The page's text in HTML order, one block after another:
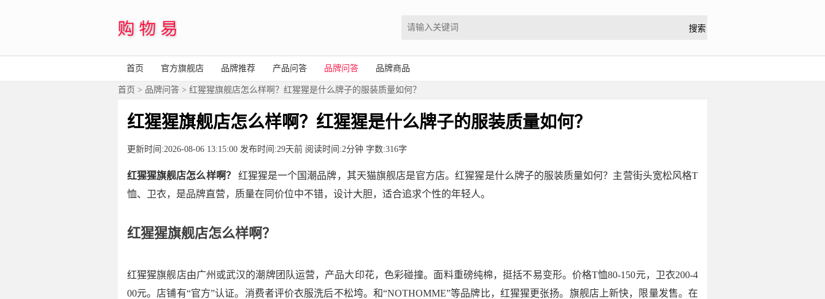
首页 官方旗舰店 品牌推荐 产品问答 品牌问答 品牌商品
首页 > 品牌问答 > 红猩猩旗舰店怎么样啊？红猩猩是什么牌子的服装质量如何？
红猩猩旗舰店怎么样啊？红猩猩是什么牌子的服装质量如何？
更新时间:2026-08-06 13:15:00 发布时间:29天前 阅读时间:2分钟 字数:316字
红猩猩旗舰店怎么样啊？
红猩猩是一个国潮品牌，其天猫旗舰店是官方店。红猩猩是什么牌子的服装质量如何？主营街头宽松风格T
恤、卫衣，是品牌直营，质量在同价位中不错，设计大胆，适合追求个性的年轻人。
红猩猩旗舰店怎么样啊？
红猩猩旗舰店由广州或武汉的潮牌团队运营，产品大印花，色彩碰撞。面料重磅纯棉，挺括不易变形。价格T恤80-150元，卫衣200-4
00元。店铺有“官方”认证。消费者评价衣服洗后不松垮。和“NOTHOMME”等品牌比，红猩猩更张扬。旗舰店上新快，限量发售。在